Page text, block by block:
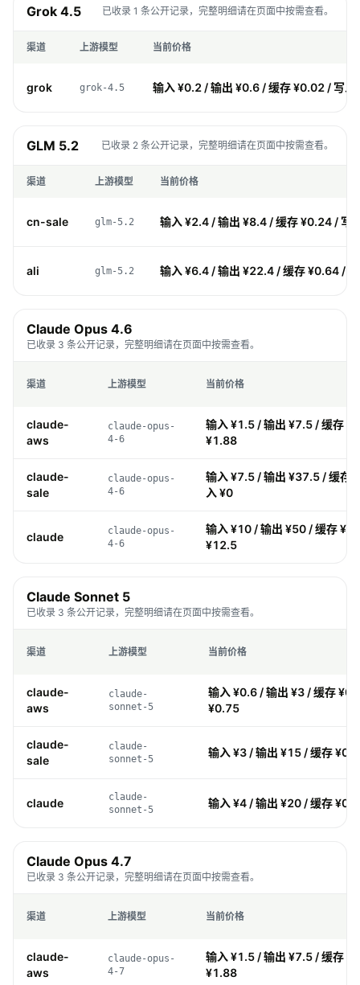
Grok 4.5 已收录 1 条公开记录，完整明细请在页面中按需查看。
渠道 上游模型 当前价格
grok grok-4.5 输入 ¥0.2 / 输出 ¥0.6 / 缓存 ¥0.02 / 写入
GLM 5.2 已收录 2 条公开记录，完整明细请在页面中按需查看。
渠道 上游模型 当前价格
cn-sale glm-5.2 输入 ¥2.4 / 输出 ¥8.4 / 缓存 ¥0.24 / 写
ali glm-5.2 输入 ¥6.4 / 输出 ¥22.4 / 缓存 ¥0.64 /
Claude Opus 4.6
已收录 3 条公开记录，完整明细请在页面中按需查看。
渠道 上游模型 当前价格
claude-
aws
claude-opus-
4-6
输入 ¥1.5 / 输出 ¥7.5 / 缓存
¥1.88
claude-
sale
claude-opus-
4-6
输入 ¥7.5 / 输出 ¥37.5 / 缓存
入 ¥0
claude
claude-opus-
4-6
输入 ¥10 / 输出 ¥50 / 缓存 ¥1
¥12.5
Claude Sonnet 5
已收录 3 条公开记录，完整明细请在页面中按需查看。
渠道 上游模型 当前价格
claude-
aws
claude-
sonnet-5
输入 ¥0.6 / 输出 ¥3 / 缓存
¥0.75
claude-
sale
claude-
sonnet-5
输入 ¥3 / 输出 ¥15 / 缓存
claude
claude-
sonnet-5
输入 ¥4 / 输出 ¥20 / 缓存
Claude Opus 4.7
已收录 3 条公开记录，完整明细请在页面中按需查看。
渠道 上游模型 当前价格
claude-
aws
claude-opus-
4-7
输入 ¥1.5 / 输出 ¥7.5 / 缓存
¥1.88